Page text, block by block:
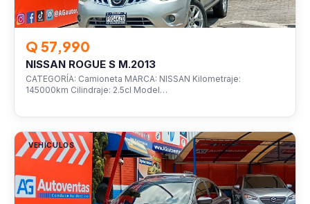
Q 57,990
NISSAN ROGUE S M.2013
CATEGORÍA: Camioneta MARCA: NISSAN Kilometraje:
145000km Cilindraje: 2.5cl Model…
VEHÍCULOS